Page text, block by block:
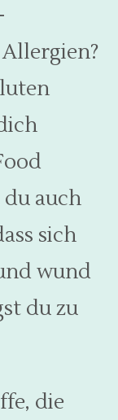
du auch
sich
wund
du zu
die